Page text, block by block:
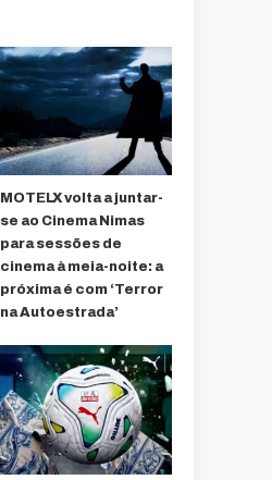
MOTELX volta a juntar-
se ao Cinema Nimas
para sessões de
cinema à meia-noite: a
próxima é com ‘Terror
na Autoestrada’